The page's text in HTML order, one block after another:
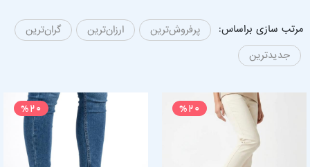
مرتب سازی براساس: پرفروش‌ترین ارزان‌ترین
گران‌ترین
جدیدترین
%20
%20